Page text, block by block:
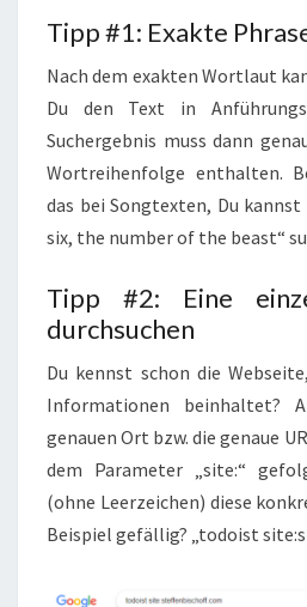
Tipp #1: Exakte
Nach dem exakten Wortlaut
Du den Text in
Suchergebnis muss dann
Wortreihenfolge enthalten.
das bei Songtexten, Du kannst
six, the number of the beast“
Tipp #2: Eine
durchsuchen
Du kennst schon die
Informationen beinhaltet?
genauen Ort bzw. die genaue
dem Parameter „site:“
(ohne Leerzeichen) diese
Beispiel gefällig? „todoist